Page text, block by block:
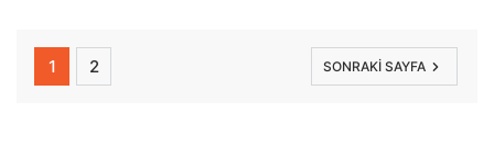
1 2 SONRAKI SAYFA